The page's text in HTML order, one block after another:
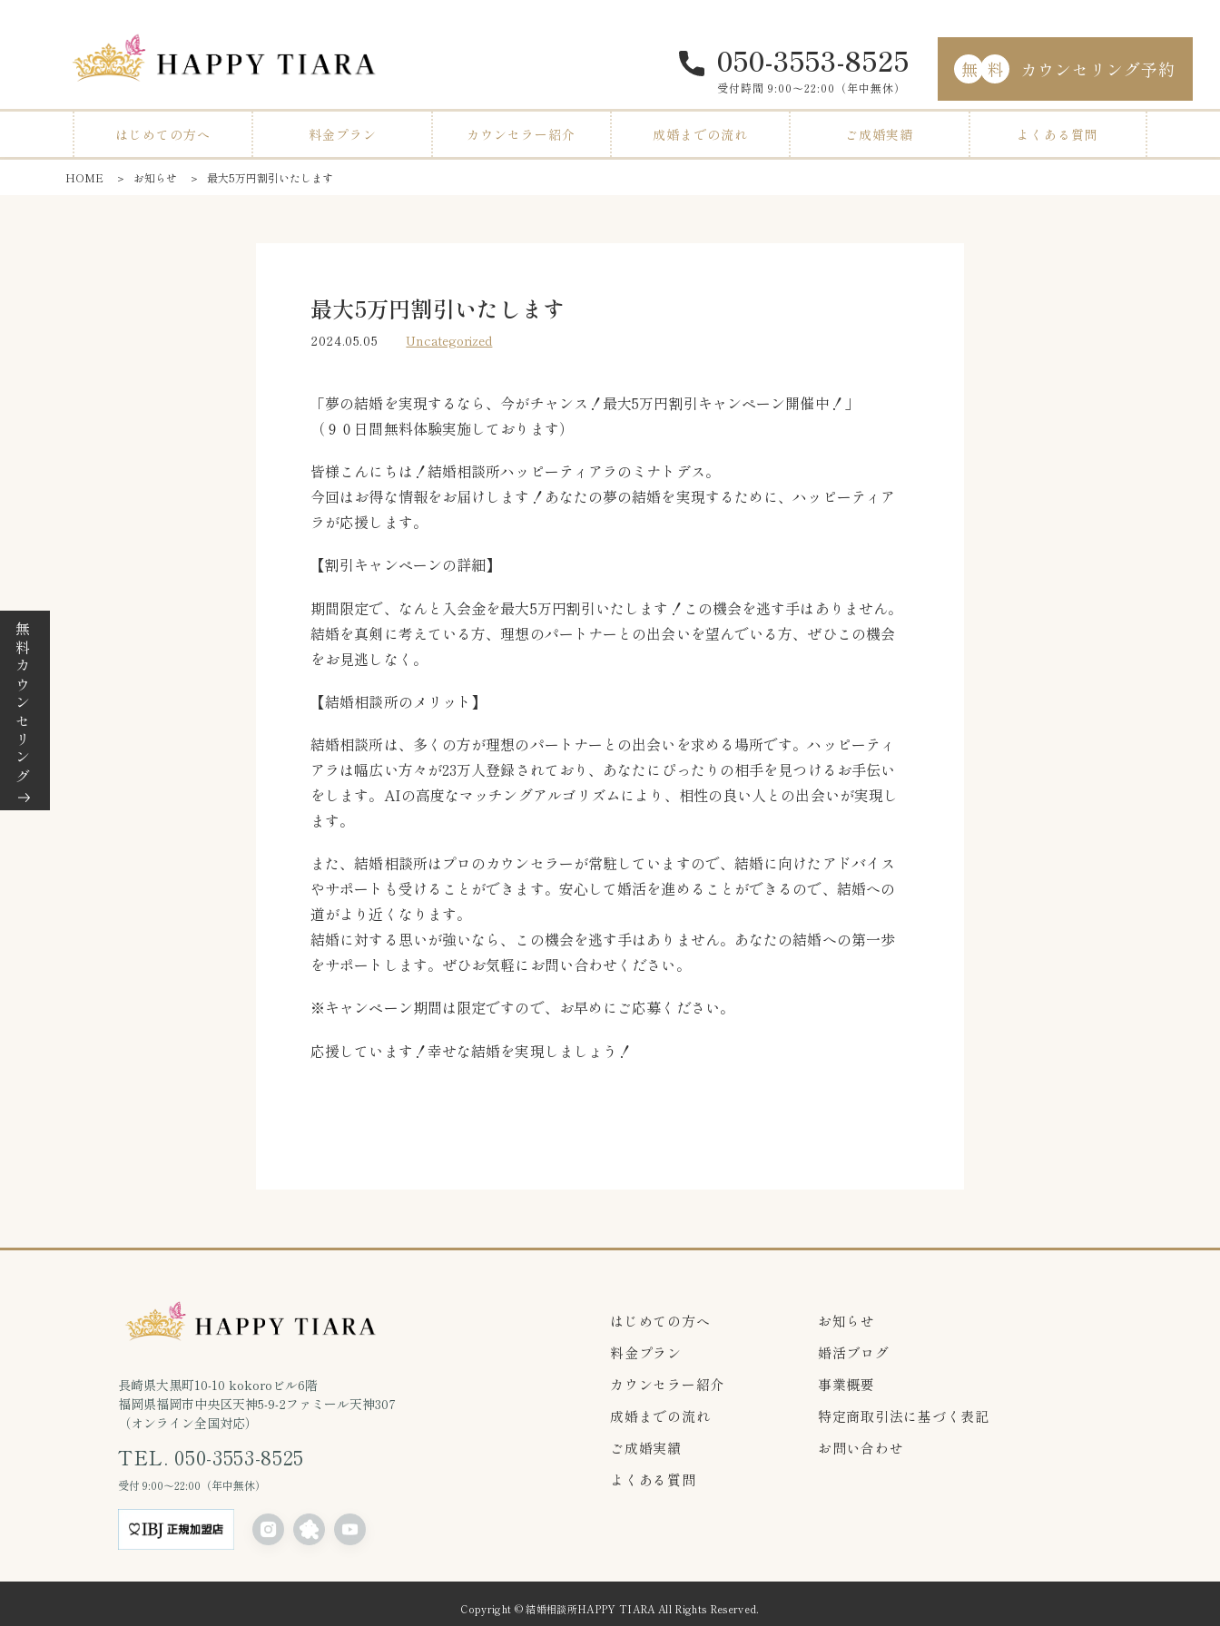
050-3553-8525
受付時間 9:00〜22:00（年中無休）
カウンセリング予約
無 料
はじめての方へ 料金プラン カウンセラー紹介 成婚までの流れ ご成婚実績 よくある質問
無料カウンセリング
HOME ＞ お知らせ ＞ 最大5万円割引いたします
最大5万円割引いたします
2024.05.05 Uncategorized
「夢の結婚を実現するなら、今がチャンス！最大5万円割引キャンペーン開催中！」
（９０日間無料体験実施しております）
皆様こんにちは！結婚相談所ハッピーティアラのミナトデス。
今回はお得な情報をお届けします！あなたの夢の結婚を実現するために、ハッピーティア
ラが応援します。
【割引キャンペーンの詳細】
期間限定で、なんと入会金を最大5万円割引いたします！この機会を逃す手はありません。
結婚を真剣に考えている方、理想のパートナーとの出会いを望んでいる方、ぜひこの機会
をお見逃しなく。
【結婚相談所のメリット】
結婚相談所は、多くの方が理想のパートナーとの出会いを求める場所です。ハッピーティ
アラは幅広い方々が23万人登録されており、あなたにぴったりの相手を見つけるお手伝い
をします。AIの高度なマッチングアルゴリズムにより、相性の良い人との出会いが実現し
ます。
また、結婚相談所はプロのカウンセラーが常駐していますので、結婚に向けたアドバイス
やサポートも受けることができます。安心して婚活を進めることができるので、結婚への
道がより近くなります。
結婚に対する思いが強いなら、この機会を逃す手はありません。あなたの結婚への第一歩
をサポートします。ぜひお気軽にお問い合わせください。
※キャンペーン期間は限定ですので、お早めにご応募ください。
応援しています！幸せな結婚を実現しましょう！
長崎県大黒町10-10 kokoroビル6階
福岡県福岡市中央区天神5-9-2ファミール天神307
（オンライン全国対応）
TEL. 050-3553-8525
受付 9:00〜22:00（年中無休）
はじめての方へ
料金プラン
カウンセラー紹介
成婚までの流れ
ご成婚実績
よくある質問
お知らせ
婚活ブログ
事業概要
特定商取引法に基づく表記
お問い合わせ
Copyright © 結婚相談所HAPPY TIARA All Rights Reserved.